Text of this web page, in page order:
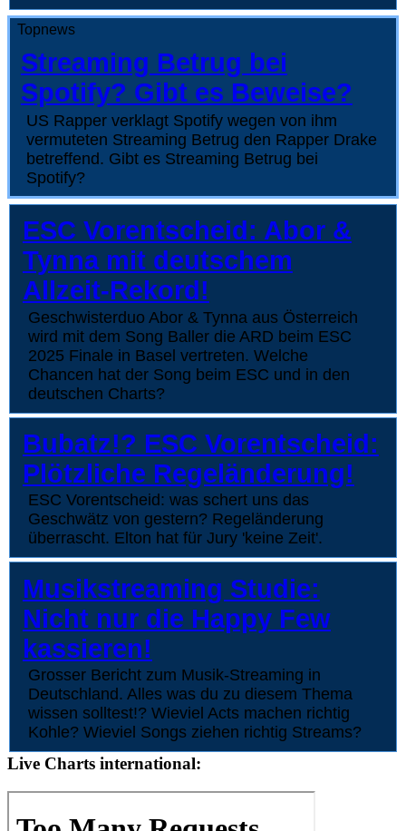
Topnews
Streaming Betrug bei
Spotify? Gibt es Beweise?
US Rapper verklagt Spotify wegen von ihm
vermuteten Streaming Betrug den Rapper Drake
betreffend. Gibt es Streaming Betrug bei
Spotify?
ESC Vorentscheid: Abor &
Tynna mit deutschem
Allzeit-Rekord!
Geschwisterduo Abor & Tynna aus Österreich
wird mit dem Song Baller die ARD beim ESC
2025 Finale in Basel vertreten. Welche
Chancen hat der Song beim ESC und in den
deutschen Charts?
Bubatz!? ESC Vorentscheid:
Plötzliche Regeländerung!
ESC Vorentscheid: was schert uns das
Geschwätz von gestern? Regeländerung
überrascht. Elton hat für Jury 'keine Zeit'.
Musikstreaming Studie:
Nicht nur die Happy Few
kassieren!
Grosser Bericht zum Musik-Streaming in
Deutschland. Alles was du zu diesem Thema
wissen solltest!? Wieviel Acts machen richtig
Kohle? Wieviel Songs ziehen richtig Streams?
Live Charts international: